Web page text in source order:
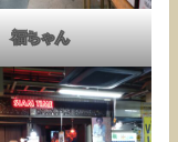
福ちゃん